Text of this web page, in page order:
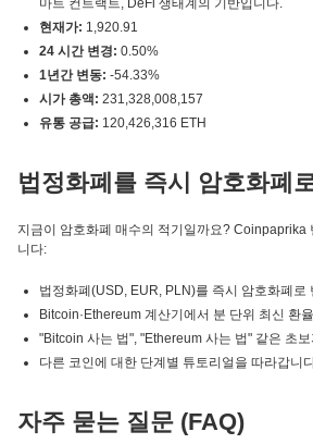
마트 컨트랙트, DeFi 생태계의 기반입니다.
현재가: 1,920.91
24 시간 변경: 0.50%
1년간 변동: -54.33%
시가 총액: 231,328,008,157
유통 공급: 120,426,316 ETH
법정화폐를 즉시 암호화폐
지금이 암호화폐 매수의 적기일까요? Coinpaprika
니다:
법정화폐(USD, EUR, PLN)를 즉시 암호화폐로
Bitcoin·Ethereum 계산기에서 분 단위 최신 환
"Bitcoin 사는 법", "Ethereum 사는 법" 같은 초
다른 코인에 대한 단계별 튜토리얼을 따라갑니
자주 묻는 질문 (FAQ)